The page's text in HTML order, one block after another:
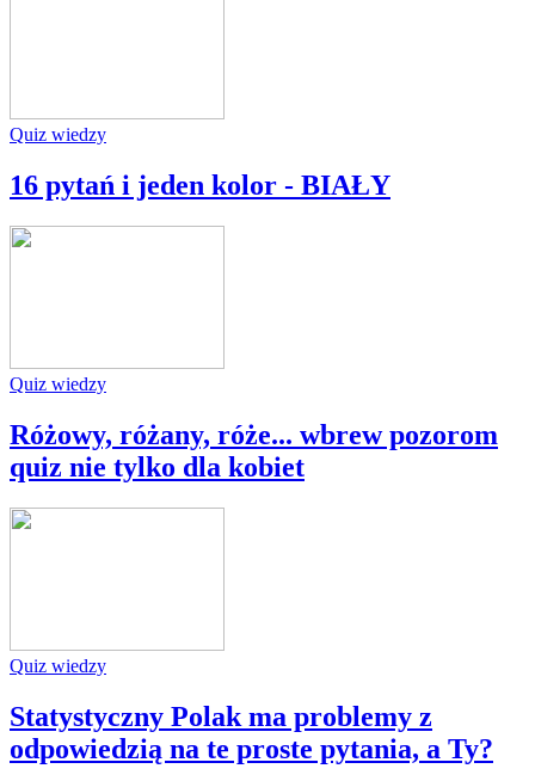
Quiz wiedzy
16 pytań i jeden kolor - BIAŁY
Quiz wiedzy
Różowy, różany, róże... wbrew pozorom
quiz nie tylko dla kobiet
Quiz wiedzy
Statystyczny Polak ma problemy z
odpowiedzią na te proste pytania, a Ty?